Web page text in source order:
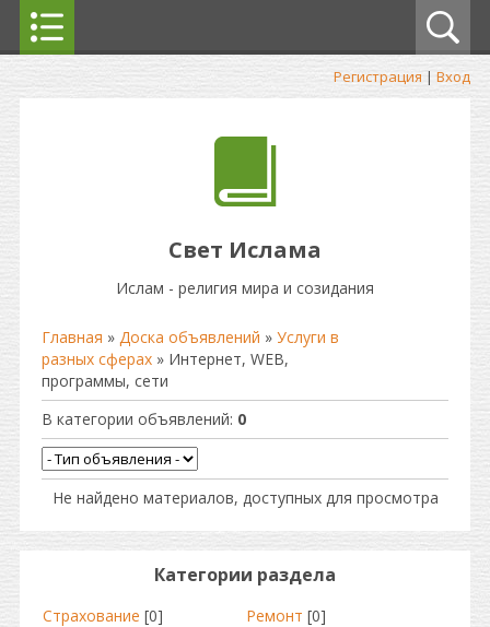
Регистрация | Вход
Свет Ислама
Ислам - религия мира и созидания
Главная » Доска объявлений » Услуги в
разных сферах » Интернет, WEB,
программы, сети
В категории объявлений: 0
Не найдено материалов, доступных для просмотра
Категории раздела
Страхование [0] Ремонт [0]